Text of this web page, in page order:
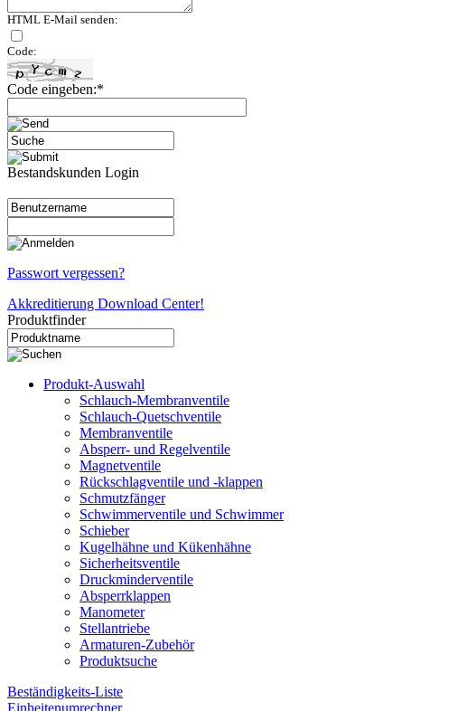
HTML E-Mail senden:
Code:
Code eingeben:*
Bestandskunden Login
Passwort vergessen?
Akkreditierung Download Center!
Produktfinder
Produkt-Auswahl
Schlauch-Membranventile
Schlauch-Quetschventile
Membranventile
Absperr- und Regelventile
Magnetventile
Rückschlagventile und -klappen
Schmutzfänger
Schwimmerventile und Schwimmer
Schieber
Kugelhähne und Kükenhähne
Sicherheitsventile
Druckminderventile
Absperrklappen
Manometer
Stellantriebe
Armaturen-Zubehör
Produktsuche
Beständigkeits-Liste